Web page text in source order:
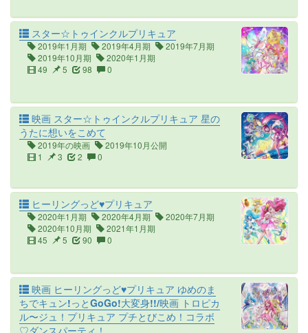
スター☆トゥインクルプリキュア
2019年1月期 2019年4月期
2019年7月期
2019年10月期
2020年1月期
49
5 98 0
映画 スター☆トゥインクルプリキュア 星の
うたに想いをこめて
2019年の映画
2019年10月公開
1
3 2 0
ヒーリングっど♥プリキュア
2020年1月期 2020年4月期
2020年7月期
2020年10月期
2021年1月期
45
5 90 0
映画 ヒーリングっど♥プリキュア ゆめのま
ちでキュン!っとGoGo!大変身!!/映画 トロピカ
ル〜ジュ！プリキュア プチとびこめ！コラボ